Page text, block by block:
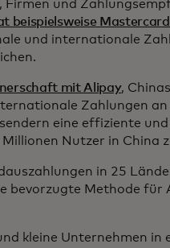
Firmen und
beispielsweise
und internationale
mit Alipay,
Zahlungen
eine effiziente und
Nutzer in China
in 25
bevorzugte Methode für
kleine Unternehmen in